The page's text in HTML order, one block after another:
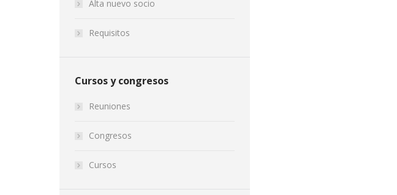
Alta nuevo socio
Requisitos
Cursos y congresos
Reuniones
Congresos
Cursos